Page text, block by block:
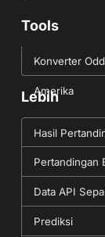
Tools
Konverter
Amerika
Lebih
Hasil
Pertandingan
Data API
Prediksi